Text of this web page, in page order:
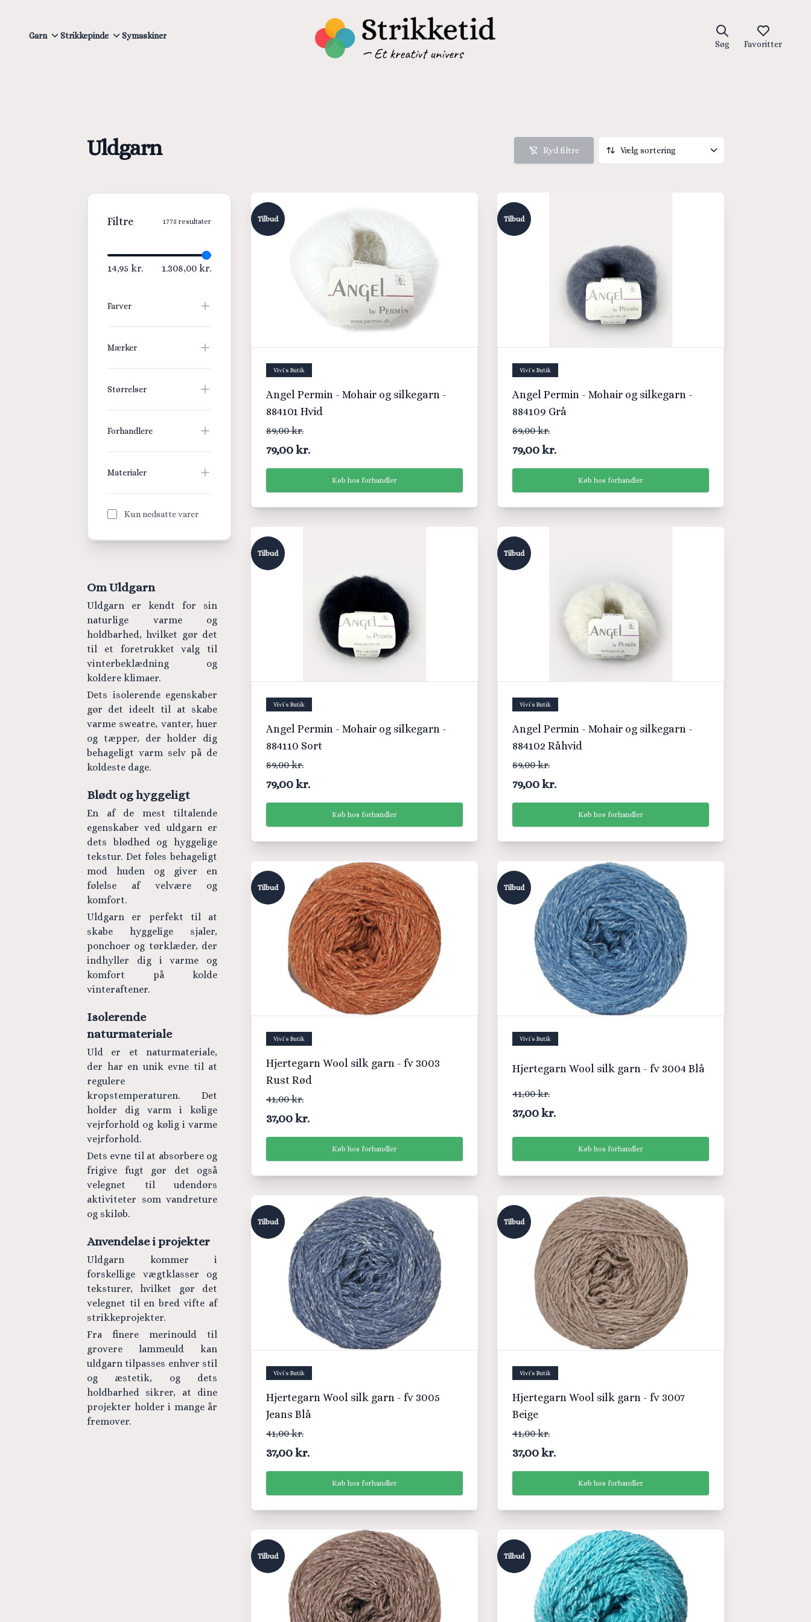
Garn Strikkepinde
Symaskiner
Søg
Favoritter
Uldgarn Ryd filtre Vælg sortering
Titel, A-Z
Titel, Z-A
Filtre 1775 resultater
14,95 kr. 1.308,00 kr.
Farver
Mærker
Størrelser
Forhandlere
Materialer
Kun nedsatte varer
Om Uldgarn
Uldgarn er kendt for sin
naturlige varme og
holdbarhed, hvilket gør det
til et foretrukket valg til
vinterbeklædning og
koldere klimaer.
Dets isolerende egenskaber
gør det ideelt til at skabe
varme sweatre, vanter, huer
og tæpper, der holder dig
behageligt varm selv på de
koldeste dage.
Blødt og hyggeligt
En af de mest tiltalende
egenskaber ved uldgarn er
dets blødhed og hyggelige
tekstur. Det føles behageligt
mod huden og giver en
følelse af velvære og
komfort.
Uldgarn er perfekt til at
skabe hyggelige sjaler,
ponchoer og tørklæder, der
indhyller dig i varme og
komfort på kolde
vinteraftener.
Isolerende
naturmateriale
Uld er et naturmateriale,
der har en unik evne til at
regulere
kropstemperaturen. Det
holder dig varm i kølige
vejrforhold og kølig i varme
vejrforhold.
Dets evne til at absorbere og
frigive fugt gør det også
velegnet til udendørs
aktiviteter som vandreture
og skiløb.
Anvendelse i projekter
Uldgarn kommer i
forskellige vægtklasser og
teksturer, hvilket gør det
velegnet til en bred vifte af
strikkeprojekter.
Fra finere merinould til
grovere lammeuld kan
uldgarn tilpasses enhver stil
og æstetik, og dets
holdbarhed sikrer, at dine
projekter holder i mange år
fremover.
Tilbud
Vivi´s Butik
Angel Permin - Mohair og silkegarn -
884101 Hvid
89,00 kr.
79,00 kr.
Køb hos forhandler
Tilbud
Vivi´s Butik
Angel Permin - Mohair og silkegarn -
884109 Grå
89,00 kr.
79,00 kr.
Køb hos forhandler
Tilbud
Vivi´s Butik
Angel Permin - Mohair og silkegarn -
884110 Sort
89,00 kr.
79,00 kr.
Køb hos forhandler
Tilbud
Vivi´s Butik
Angel Permin - Mohair og silkegarn -
884102 Råhvid
89,00 kr.
79,00 kr.
Køb hos forhandler
Tilbud
Vivi´s Butik
Hjertegarn Wool silk garn - fv 3003
Rust Rød
41,00 kr.
37,00 kr.
Køb hos forhandler
Tilbud
Vivi´s Butik
Hjertegarn Wool silk garn - fv 3004 Blå
41,00 kr.
37,00 kr.
Køb hos forhandler
Tilbud
Vivi´s Butik
Hjertegarn Wool silk garn - fv 3005
Jeans Blå
41,00 kr.
37,00 kr.
Køb hos forhandler
Tilbud
Vivi´s Butik
Hjertegarn Wool silk garn - fv 3007
Beige
41,00 kr.
37,00 kr.
Køb hos forhandler
Tilbud Tilbud